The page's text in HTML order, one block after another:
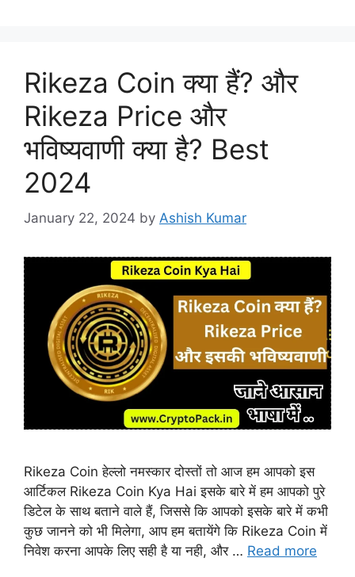
Rikeza Coin क्या हैं? और
Rikeza Price और
भविष्यवाणी क्या है? Best
2024
January 22, 2024 by Ashish Kumar
Rikeza Coin हेल्लो नमस्कार दोस्तों तो आज हम आपको इस
आर्टिकल Rikeza Coin Kya Hai इसके बारे में हम आपको पुरे
डिटेल के साथ बताने वाले हैं, जिससे कि आपको इसके बारे में कभी
कुछ जानने को भी मिलेगा, आप हम बतायेंगे कि Rikeza Coin में
निवेश करना आपके लिए सही है या नही, और … Read more